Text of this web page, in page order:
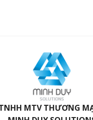
MTV THƯƠNG